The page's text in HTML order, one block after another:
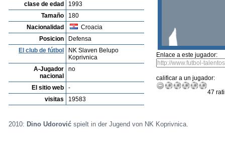
clase de edad
1993
Tamaño
180
Nacionalidad
Croacia
Posicion
Defensa
El club de fútbol
NK Slaven Belupo
Koprivnica
A-Jugador
nacional
no
El sitio web
-
visitas
19583
Enlace a este jugador:
calificar a un jugador:
47
2010: Dino Udorovićspielt in der Jugend von NK Koprivnica.